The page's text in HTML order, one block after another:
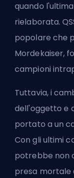
quando
rielaborata.
popolare che
Mordekaiser,
campioni
Tuttavia, i
dell'oggetto e
portato a un
Con gli ultimi
potrebbe non
presa mortale